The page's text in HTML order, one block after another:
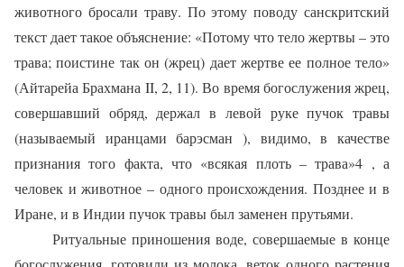
животного бросали траву. По этому поводу санскритский
текст дает такое объяснение: «Потому что тело жертвы – это
трава; поистине так он (жрец) дает жертве ее полное тело»
(Айтарейа Брахмана II, 2, 11). Во время богослужения жрец,
совершавший обряд, держал в левой руке пучок травы
(называемый иранцами барэсман ), видимо, в качестве
признания того факта, что «всякая плоть – трава»4 , а
человек и животное – одного происхождения. Позднее и в
Иране, и в Индии пучок травы был заменен прутьями.
Ритуальные приношения воде, совершаемые в конце